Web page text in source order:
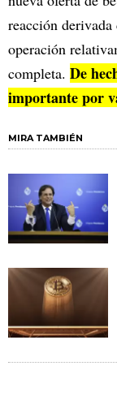
reacción
operación
completa. De
importante por
MIRA TAMBIÉN